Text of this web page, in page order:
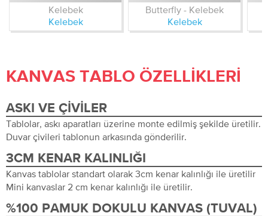
Kelebek
Kelebek
Butterfly - Kelebek
Kelebek
KANVAS TABLO ÖZELLIKLERI
ASKI VE ÇIVILER
Tablolar, askı aparatları üzerine monte edilmiş şekilde üretilir.
Duvar çivileri tablonun arkasında gönderilir.
3CM KENAR KALINLIĞI
Kanvas tablolar standart olarak 3cm kenar kalınlığı ile üretilir
Mini kanvaslar 2 cm kenar kalınlığı ile üretilir.
%100 PAMUK DOKULU KANVAS (TUVAL)